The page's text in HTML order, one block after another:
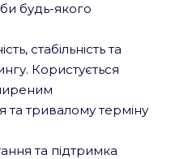
будь-якого
стабільність та
Користується
та тривалому терміну
та підтримка